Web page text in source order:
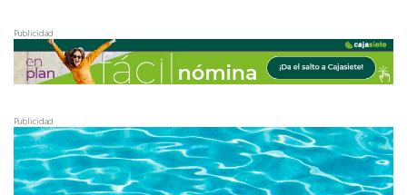
Publicidad
Publicidad